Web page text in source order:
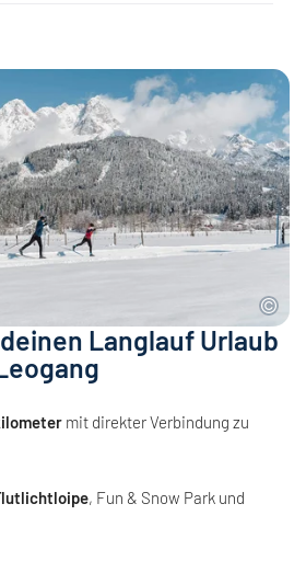
Langlauf Urlaub
mit direkter Verbindung zu
, Fun & Snow Park und